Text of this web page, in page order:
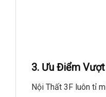
3. Ưu Điểm
Nội Thất 3F luôn tỉ